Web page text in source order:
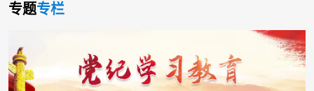
专题专栏